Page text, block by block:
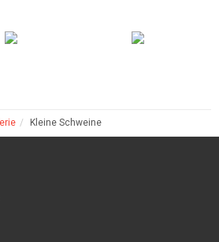
Kleine Schweine